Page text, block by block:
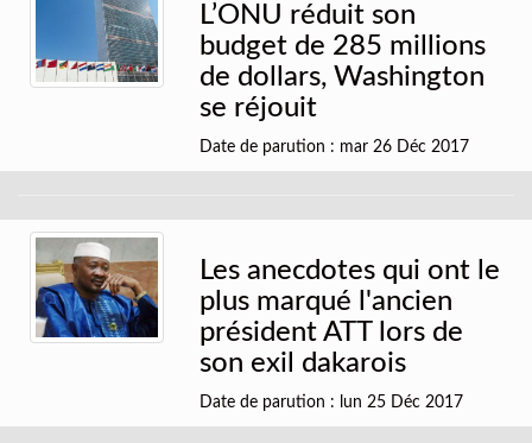
L’ONU réduit son
budget de 285 millions
de dollars, Washington
se réjouit
Date de parution : mar 26 Déc 2017
Les anecdotes qui ont le
plus marqué l'ancien
président ATT lors de
son exil dakarois
Date de parution : lun 25 Déc 2017